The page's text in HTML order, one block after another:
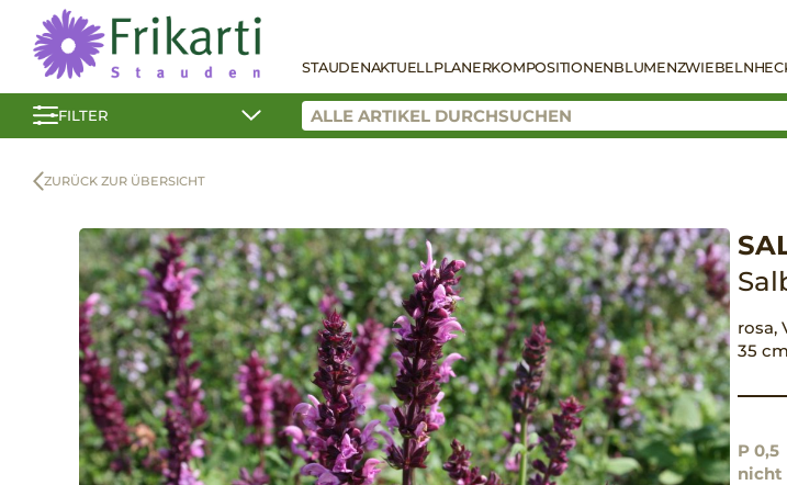
STAUDENAKTUELLPLANERKOMPOSITIONENBLUMENZWIEBELN
FILTER
ZURÜCK ZUR ÜBERSICHT
rosa,
35 cm
P 0,5
nicht